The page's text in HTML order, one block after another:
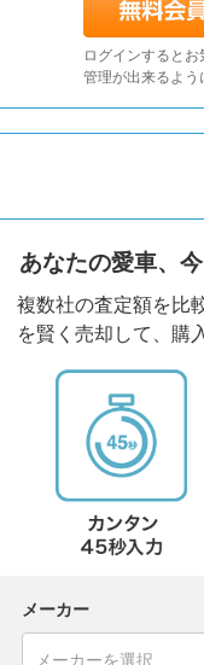
ログインすると
管理が出来るよう
あなたの愛車、
複数社の査定額を比
を賢く売却して、購
メーカー